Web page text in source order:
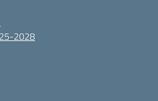
2028